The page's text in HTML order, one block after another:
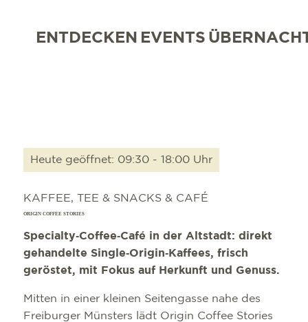
ENTDECKEN EVENTS
Heute geöffnet: 09:30 - 18:00 Uhr
KAFFEE, TEE & SNACKS & CAFÉ
ORIGIN COFFEE STORIES
Specialty‑Coffee‑Café in der Altstadt: direkt
gehandelte Single‑Origin‑Kaffees, frisch
geröstet, mit Fokus auf Herkunft und Genuss.
Mitten in einer kleinen Seitengasse nahe des
Freiburger Münsters lädt Origin Coffee Stories